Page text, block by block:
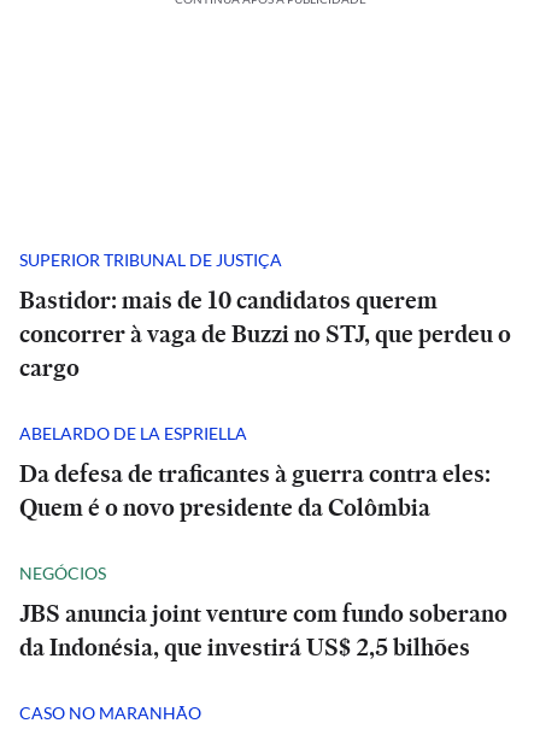
SUPERIOR TRIBUNAL DE JUSTIÇA
Bastidor: mais de 10 candidatos querem
concorrer à vaga de Buzzi no STJ, que perdeu o
cargo
ABELARDO DE LA ESPRIELLA
Da defesa de traficantes à guerra contra eles:
Quem é o novo presidente da Colômbia
NEGÓCIOS
JBS anuncia joint venture com fundo soberano
da Indonésia, que investirá US$ 2,5 bilhões
CASO NO MARANHÃO